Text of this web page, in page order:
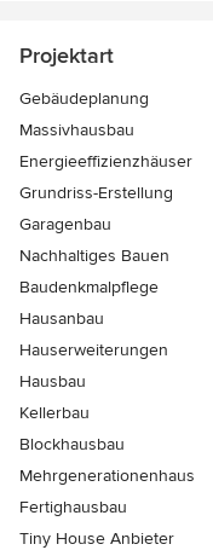
Projektart
Gebäudeplanung
Massivhausbau
Energieeffizienzhäuser
Grundriss-Erstellung
Garagenbau
Nachhaltiges Bauen
Baudenkmalpflege
Hausanbau
Hauserweiterungen
Hausbau
Kellerbau
Blockhausbau
Mehrgenerationenhaus
Fertighausbau
Tiny House Anbieter